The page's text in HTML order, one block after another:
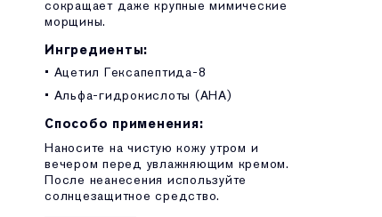
сокращает даже крупные мимические
морщины.
Ингредиенты:
• Ацетил Гексапептида-8
• Альфа-гидрокислоты (AHA)
Способо применения:
Наносите на чистую кожу утром и
вечером перед увлажняющим кремом.
После неанесения используйте
солнцезащитное средство.